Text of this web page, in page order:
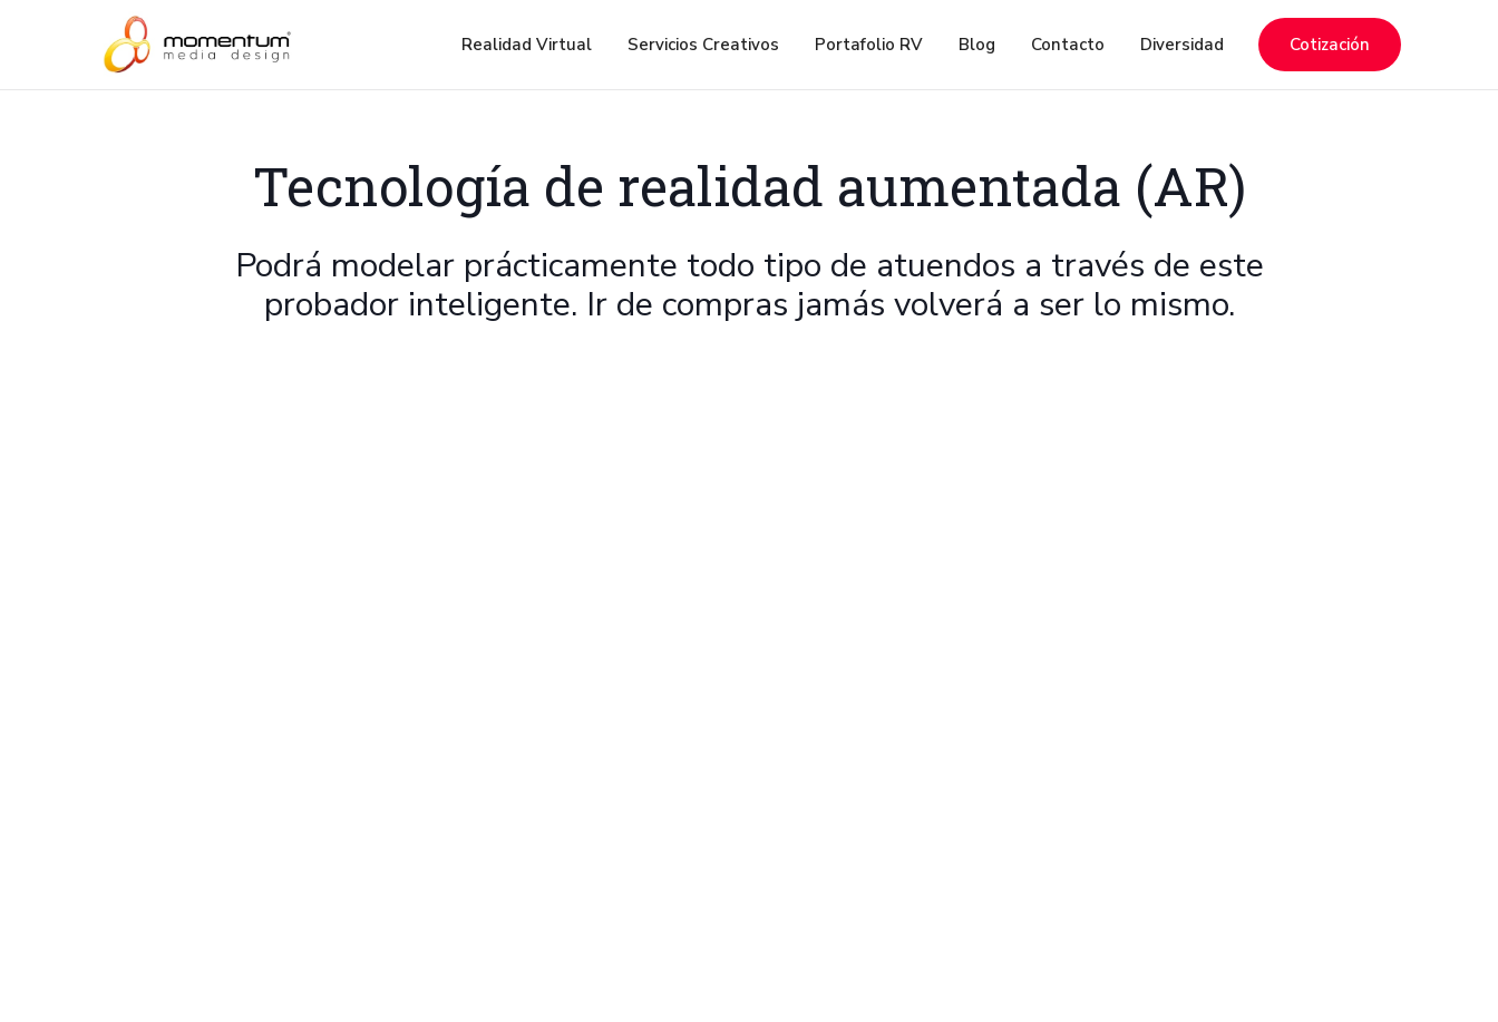
Vestidor Virtual Avatar Fitting Probador Virtual de ropa Responsive 3D Virtual Fitting Reconocimiento Corporal
Realidad Virtual
Servicios Creativos Portafolio RV Blog Contacto Diversidad Cotización
Tecnología de realidad aumentada (AR)
Podrá modelar prácticamente todo tipo de atuendos a través de este
probador inteligente. Ir de compras jamás volverá a ser lo mismo.